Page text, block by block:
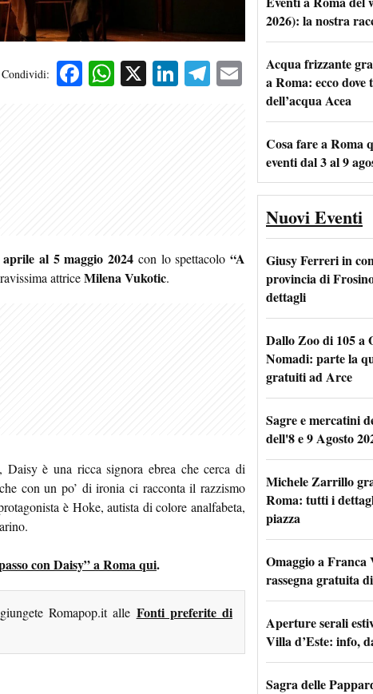
Condividi: Facebook
WhatsApp
X LinkedIn
Telegram
Email
al 5 maggio 2024 con lo spettacolo “A
attriceMilena Vukotic.
Daisy è una ricca signora ebrea che cerca di
con un po’ di ironia ci racconta il razzismo
è Hoke, autista di colore analfabeta,
con Daisy” a Roma qui.
Romapop.it alle Fonti preferite di
2026): la nostra
Acqua frizzante
a Roma: ecco dove
dell’acqua Acea
Cosa fare a Roma
eventi dal 3 al 9
Nuovi Eventi
Giusy Ferreri in
provincia di
dettagli
Dallo Zoo di 105 a
Nomadi: parte la
gratuiti ad Arce
Sagre e mercatini
dell'8 e 9 Agosto
Michele Zarrillo
Roma: tutti i
piazza
Omaggio a
rassegna gratuita
Aperture serali
Villa d’Este: info,
Sagra delle